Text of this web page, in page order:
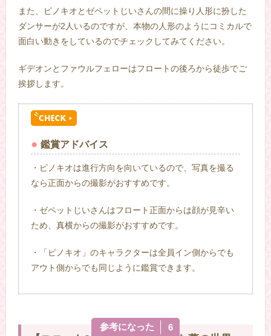
また、ピノキオとゼペットじいさんの間に操り人形に扮した
ダンサーが2人いるのですが、本物の人形のようにコミカルで
面白い動きをしているのでチェックしてみてください。
ギデオンとファウルフェローはフロートの後ろから徒歩でご
挨拶します。
鑑賞アドバイス
・ピノキオは進行方向を向いているので、写真を撮る
なら正面からの撮影がおすすめです。
・ゼペットじいさんはフロート正面からは顔が見辛い
ため、真横からの撮影がおすすめです。
・「ピノキオ」のキャラクターは全員イン側からでも
アウト側からでも同じように鑑賞できます。
参考になった 6